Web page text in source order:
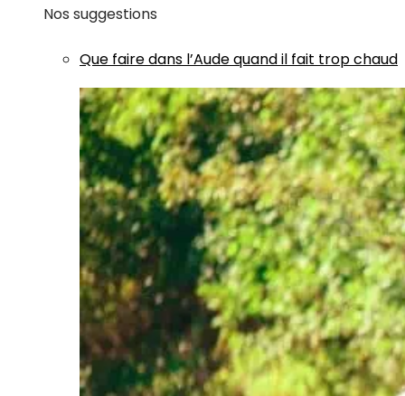
Nos suggestions
Que faire dans l’Aude quand il fait trop chaud